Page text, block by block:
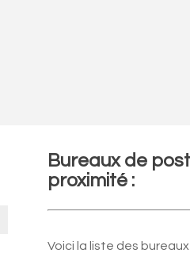
Bureaux de
proximité :
Voici la liste des